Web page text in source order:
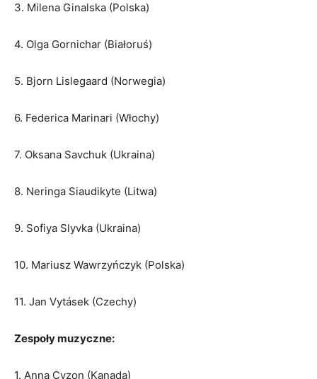
3. Milena Ginalska (Polska)
4. Olga Gornichar (Białoruś)
5. Bjorn Lislegaard (Norwegia)
6. Federica Marinari (Włochy)
7. Oksana Savchuk (Ukraina)
8. Neringa Siaudikyte (Litwa)
9. Sofiya Slyvka (Ukraina)
10. Mariusz Wawrzyńczyk (Polska)
11. Jan Vytásek (Czechy)
Zespoły muzyczne:
1. Anna Cyzon (Kanada)